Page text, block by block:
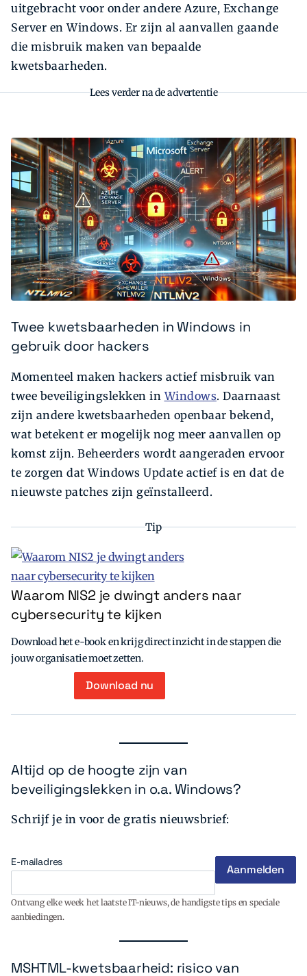
uitgebracht voor onder andere Azure, Exchange
Server en Windows. Er zijn al aanvallen gaande
die misbruik maken van bepaalde
kwetsbaarheden.
Lees verder na de advertentie
Twee kwetsbaarheden in Windows in
gebruik door hackers
Momenteel maken hackers actief misbruik van
twee beveiligingslekken inWindows. Daarnaast
zijn andere kwetsbaarheden openbaar bekend,
wat betekent er mogelijk nog meer aanvallen op
komst zijn. Beheerders wordt aangeraden ervoor
te zorgen dat Windows Update actief is en dat de
nieuwste patches zijn geïnstalleerd.
Tip
Waarom NIS2 je dwingt anders naar
cybersecurity te kijken
Download het e-book en krijg direct inzicht in de stappen die
jouw organisatie moet zetten.
Download nu
Altijd op de hoogte zijn van
beveiligingslekken in o.a. Windows?
Schrijf je in voor de gratis nieuwsbrief:
E-mailadres
Ontvang elke week het laatste IT-nieuws, de handigste tips en speciale
aanbiedingen.
MSHTML-kwetsbaarheid: risico van